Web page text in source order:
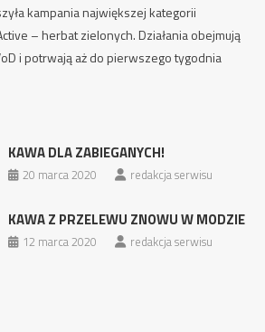
kampania największej kategorii
– herbat zielonych. Działania obejmują
i potrwają aż do pierwszego tygodnia
KAWA DLA ZABIEGANYCH!
20 marca 2020 redakcja serwisu
KAWA Z PRZELEWU ZNOWU W MODZIE
12 marca 2020 redakcja serwisu